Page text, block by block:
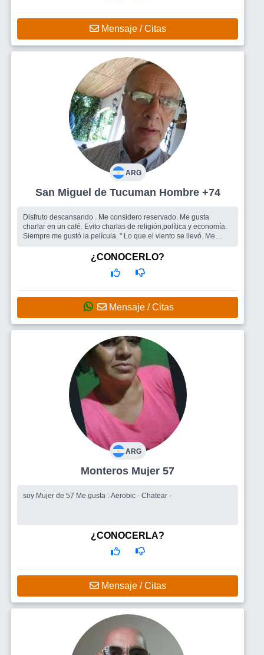
Mensaje / Citas
ARG
San Miguel de Tucuman Hombre +74
Disfruto descansando . Me considero reservado. Me gusta
charlar en un café. Evito charlas de religión,política y economía.
Siempre me gustó la película. " Lo que el viento se llevó. Me
Una mujer sin ataduras.¿CONOCERLO?
Mensaje / Citas
ARG
Monteros Mujer 57
soy Mujer de 57 Me gusta : Aerobic - Chatear -
¿CONOCERLA?
Mensaje / Citas